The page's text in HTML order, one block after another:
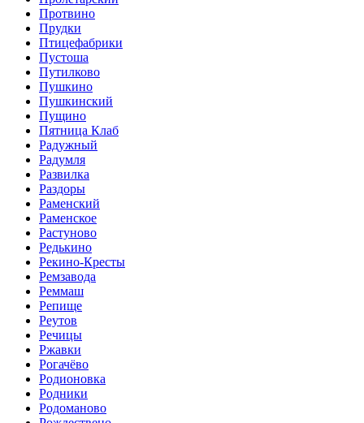
Протвино
Прудки
Птицефабрики
Пустоша
Путилково
Пушкино
Пушкинский
Пущино
Пятница Клаб
Радужный
Радумля
Развилка
Раздоры
Раменский
Раменское
Растуново
Редькино
Рекино-Кресты
Ремзавода
Реммаш
Репище
Реутов
Речицы
Ржавки
Рогачёво
Родионовка
Родники
Родоманово